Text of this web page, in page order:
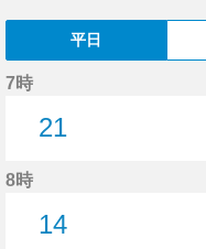
平日
7時
21
8時
14